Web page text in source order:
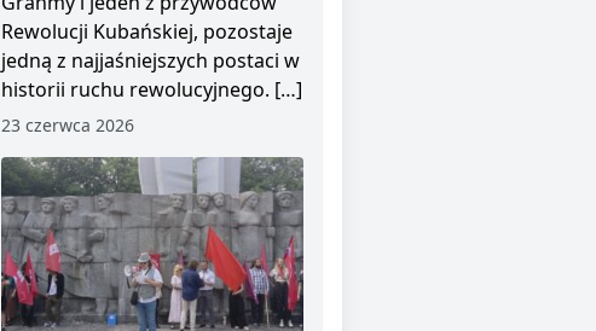
Rewolucji Kubańskiej, pozostaje
jedną z najjaśniejszych postaci w
historii ruchu rewolucyjnego. […]
23 czerwca 2026